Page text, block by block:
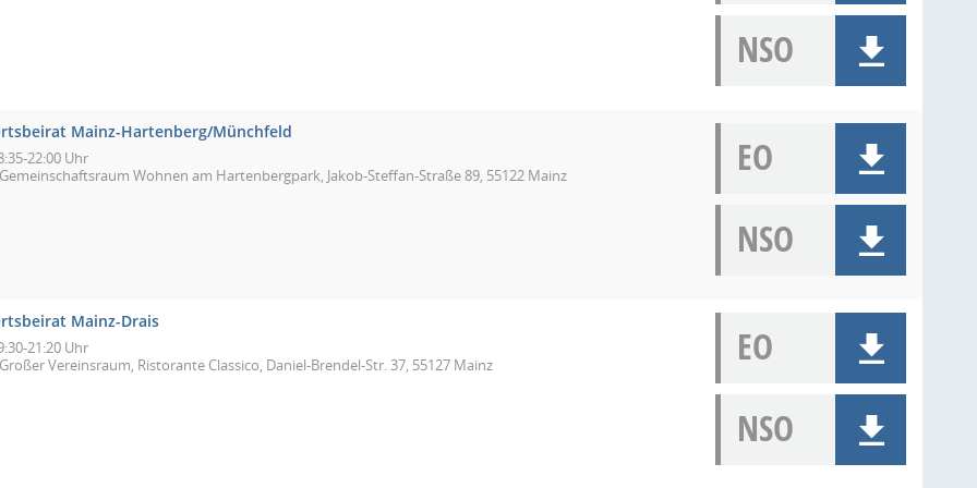
NSO
Mainz-Hartenberg/Münchfeld
22:00 Uhr
Gemeinschaftsraum Wohnen am Hartenbergpark, Jakob-Steffan-Straße 89, 55122 Mainz
EO
NSO
Mainz-Drais
21:20 Uhr
Großer Vereinsraum, Ristorante Classico, Daniel-Brendel-Str. 37, 55127 Mainz
EO
NSO